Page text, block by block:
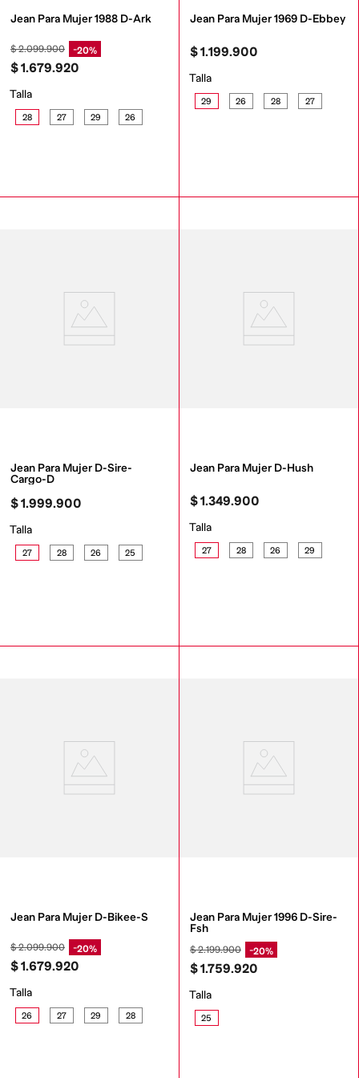
Jean Para Mujer 1988 D-Ark
$2.099.900 20%
$1.679.920
Talla
28 27 29 26
Jean Para Mujer 1969 D-Ebbey
$1.199.900
Talla
29 26 28 27
Jean Para Mujer D-Sire-
Cargo-D
$1.999.900
Talla
27 28 26 25
Jean Para Mujer D-Hush
$1.349.900
Talla
27 28 26 29
Jean Para Mujer D-Bikee-S
$2.099.900 20%
$1.679.920
Talla
26 27 29 28
Jean Para Mujer 1996 D-Sire-
Fsh
$2.199.900 20%
$1.759.920
Talla
25